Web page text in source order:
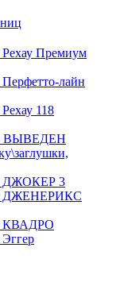
Премиум
лайн
118
ВЫВЕДЕН
ДЖОКЕР 3
ДЖЕНЕРИКС
КВАДРО